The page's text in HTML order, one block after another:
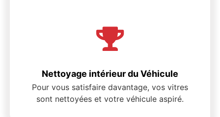
Nettoyage intérieur du Véhicule
Pour vous satisfaire davantage, vos vitres
sont nettoyées et votre véhicule aspiré.